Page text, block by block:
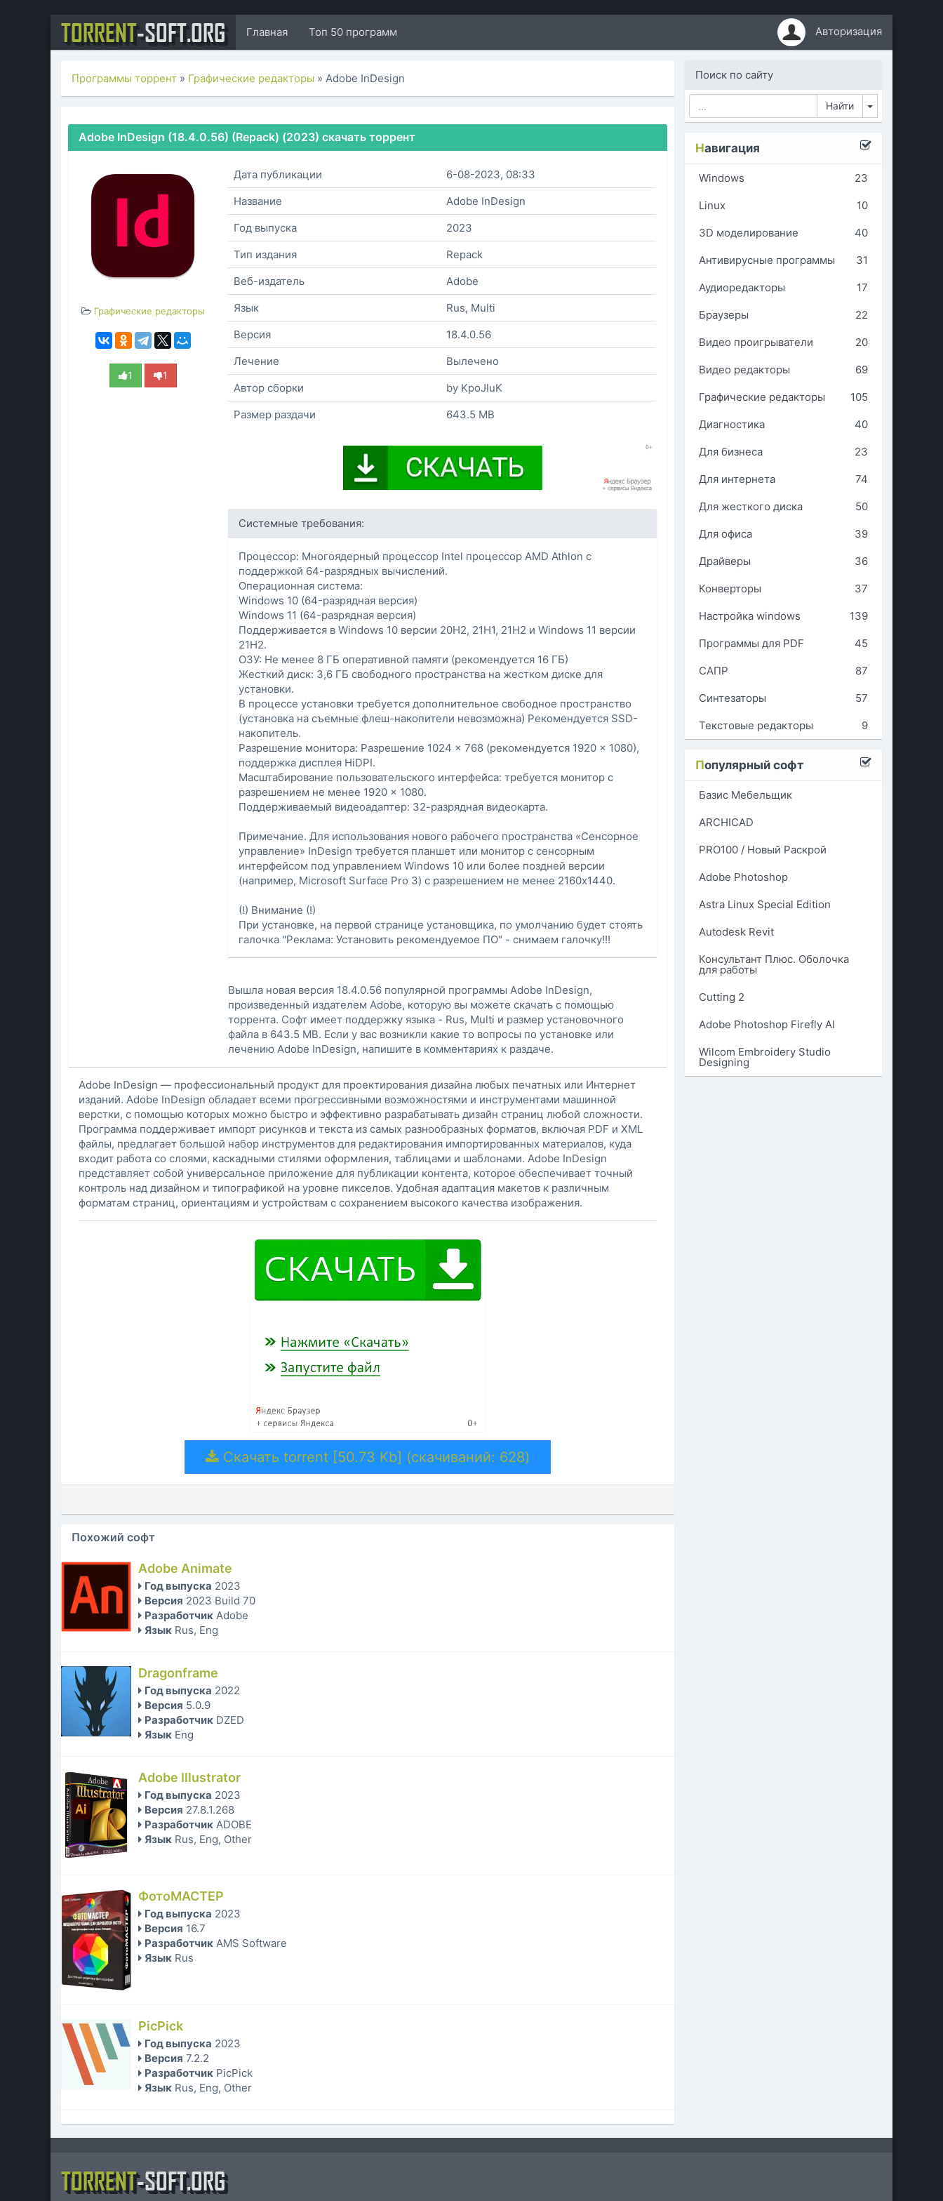
TORRENT-SOFT.ORG Главная Топ 50 программ Авторизация
Программы торрент » Графические редакторы » Adobe InDesign
Adobe InDesign (18.4.0.56) (Repack) (2023) скачать торрент
Графические редакторы
1 1
Дата публикации
6-08-2023, 08:33
Название
Adobe InDesign
Год выпуска
2023
Тип издания
Repack
Веб-издатель
Adobe
Язык
Rus, Multi
Версия
18.4.0.56
Лечение
Вылечено
Автор сборки
by KpoJIuK
Размер раздачи
643.5 MB
Системные требования:
Процессор: Многоядерный процессор Intel процессор AMD Athlon с
поддержкой 64-разрядных вычислений.
Операционная система:
Windows 10 (64-разрядная версия)
Windows 11 (64-разрядная версия)
Поддерживается в Windows 10 версии 20H2, 21H1, 21H2 и Windows 11 версии
21H2.
ОЗУ: Не менее 8 ГБ оперативной памяти (рекомендуется 16 ГБ)
Жесткий диск: 3,6 ГБ свободного пространства на жестком диске для
установки.
В процессе установки требуется дополнительное свободное пространство
(установка на съемные флеш-накопители невозможна) Рекомендуется SSD-
накопитель.
Разрешение монитора: Разрешение 1024 × 768 (рекомендуется 1920 × 1080),
поддержка дисплея HiDPI.
Масштабирование пользовательского интерфейса: требуется монитор с
разрешением не менее 1920 × 1080.
Поддерживаемый видеоадаптер: 32-разрядная видеокарта.
Примечание. Для использования нового рабочего пространства «Сенсорное
управление» InDesign требуется планшет или монитор с сенсорным
интерфейсом под управлением Windows 10 или более поздней версии
(например, Microsoft Surface Pro 3) с разрешением не менее 2160x1440.
(!) Внимание (!)
При установке, на первой странице установщика, по умолчанию будет стоять
галочка "Реклама: Установить рекомендуемое ПО" - снимаем галочку!!!
Вышла новая версия 18.4.0.56 популярной программы Adobe InDesign,
произведенный издателем Adobe, которую вы можете скачать с помощью
торрента. Софт имеет поддержку языка - Rus, Multi и размер установочного
файла в 643.5 MB. Если у вас возникли какие то вопросы по установке или
лечению Adobe InDesign, напишите в комментариях к раздаче.
Adobe InDesign — профессиональный продукт для проектирования дизайна любых печатных или Интернет
изданий. Adobe InDesign обладает всеми прогрессивными возможностями и инструментами машинной
верстки, с помощью которых можно быстро и эффективно разрабатывать дизайн страниц любой сложности.
Программа поддерживает импорт рисунков и текста из самых разнообразных форматов, включая PDF и XML
файлы, предлагает большой набор инструментов для редактирования импортированных материалов, куда
входит работа со слоями, каскадными стилями оформления, таблицами и шаблонами. Adobe InDesign
представляет собой универсальное приложение для публикации контента, которое обеспечивает точный
контроль над дизайном и типографикой на уровне пикселов. Удобная адаптация макетов к различным
форматам страниц, ориентациям и устройствам с сохранением высокого качества изображения.
Скачать torrent [50.73 Kb] (cкачиваний: 628)
Похожий софт
Adobe Animate
Год выпуска 2023
Версия 2023 Build 70
Разработчик Adobe
Язык Rus, Eng
Dragonframe
Год выпуска 2022
Версия 5.0.9
Разработчик DZED
Язык Eng
Adobe Illustrator
Год выпуска 2023
Версия 27.8.1.268
Разработчик ADOBE
Язык Rus, Eng, Other
ФотоМАСТЕР
Год выпуска 2023
Версия 16.7
Разработчик AMS Software
Язык Rus
PicPick
Год выпуска 2023
Версия 7.2.2
Разработчик PicPick
Язык Rus, Eng, Other
Поиск по сайту
Toggle
Навигация
Windows 23
Linux 10
3D моделирование 40
Антивирусные программы 31
Аудиоредакторы 17
Браузеры 22
Видео проигрыватели 20
Видео редакторы 69
Графические редакторы 105
Диагностика 40
Для бизнеса 23
Для интернета 74
Для жесткого диска 50
Для офиса 39
Драйверы 36
Конверторы 37
Настройка windows 139
Программы для PDF 45
САПР 87
Синтезаторы 57
Текстовые редакторы 9
Популярный софт
Базис Мебельщик
ARCHICAD
PRO100 / Новый Раскрой
Adobe Photoshop
Astra Linux Special Edition
Autodesk Revit
Консультант Плюс. Оболочка
для работы
Cutting 2
Adobe Photoshop Firefly AI
Wilcom Embroidery Studio
Designing
TORRENT-SOFT.ORG